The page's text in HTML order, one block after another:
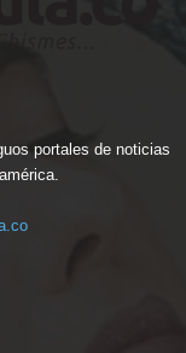
portales de noticias